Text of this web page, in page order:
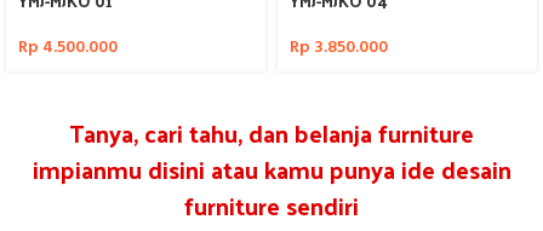
Rp 4.500.000 Rp 3.850.000
Tanya, cari tahu, dan belanja furniture
impianmu disini atau kamu punya ide desain
furniture sendiri